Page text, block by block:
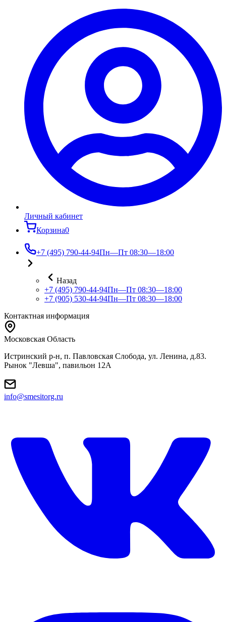
Личный кабинет
Корзина0
+7 (495) 790-44-94Пн—Пт 08:30—18:00
Назад
+7 (495) 790-44-94Пн—Пт 08:30—18:00
+7 (905) 530-44-94Пн—Пт 08:30—18:00
Контактная информация
Московская Область
Истринский р-н, п. Павловская Слобода, ул. Ленина, д.83.
Рынок "Левша", павильон 12A
info@smesitorg.ru